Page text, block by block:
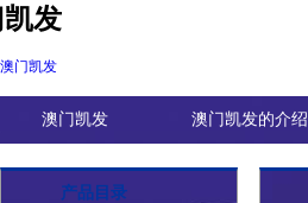
发
澳门凯发
澳门凯发 澳门凯发的介绍
产品目录